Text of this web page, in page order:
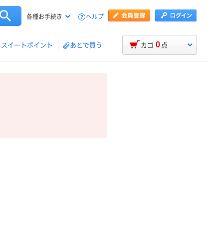
各種お手続き ヘルプ
スイートポイント あとで買う カゴ 0 点